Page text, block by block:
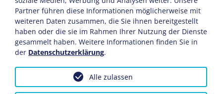
AGB Datenschutz
Partner führen diese Informationen möglicherweise mit
weiteren Daten zusammen, die Sie ihnen bereitgestellt
haben oder die sie im Rahmen Ihrer Nutzung der Dienste
gesammelt haben. Weitere Informationen finden Sie in
der Datenschutzerklärung.
Alle zulassen